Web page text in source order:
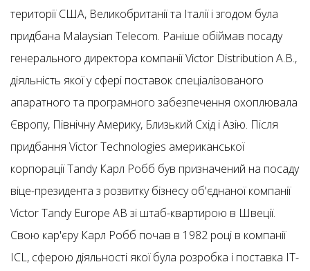
території США, Великобританії та Італії і згодом була
придбана Malaysian Telecom. Раніше обіймав посаду
генерального директора компанії Victor Distribution A.B.,
діяльність якої у сфері поставок спеціалізованого
апаратного та програмного забезпечення охоплювала
Європу, Північну Америку, Близький Схід і Азію. Після
придбання Victor Technologies американської
корпорації Tandy Карл Робб був призначений на посаду
віце-президента з розвитку бізнесу об'єднаної компанії
Victor Tandy Europe AB зі штаб-квартирою в Швеції.
Свою кар'єру Карл Робб почав в 1982 році в компанії
ICL, сферою діяльності якої була розробка і поставка ІТ-